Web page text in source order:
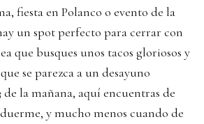
fiesta en Polanco o evento de la
un spot perfecto para cerrar con
que busques unos tacos gloriosos y
se parezca a un desayuno
de la mañana, aquí encuentras de
y mucho menos cuando de